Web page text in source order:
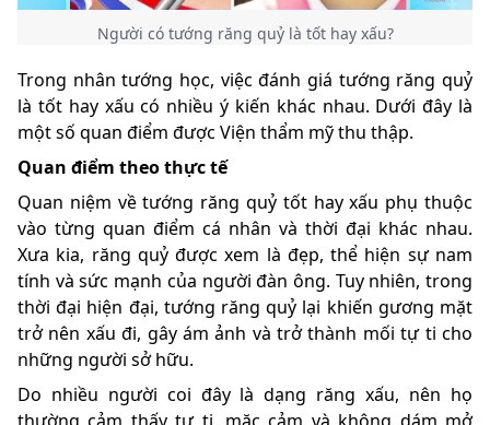
Người có tướng răng quỷ là tốt hay xấu?
Trong nhân tướng học, việc đánh giá tướng răng quỷ
là tốt hay xấu có nhiều ý kiến khác nhau. Dưới đây là
một số quan điểm được Viện thẩm mỹ thu thập.
Quan điểm theo thực tế
Quan niệm về tướng răng quỷ tốt hay xấu phụ thuộc
vào từng quan điểm cá nhân và thời đại khác nhau.
Xưa kia, răng quỷ được xem là đẹp, thể hiện sự nam
tính và sức mạnh của người đàn ông. Tuy nhiên, trong
thời đại hiện đại, tướng răng quỷ lại khiến gương mặt
trở nên xấu đi, gây ám ảnh và trở thành mối tự ti cho
những người sở hữu.
Do nhiều người coi đây là dạng răng xấu, nên họ